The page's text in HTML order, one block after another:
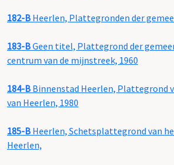
182-B Heerlen, Plattegronden der
183-BGeen titel, Plattegrond der
centrum van de mijnstreek, 1960
184-B Binnenstad Heerlen, Plattegrond
van Heerlen, 1980
185-B Heerlen, Schetsplattegrond van
Heerlen,